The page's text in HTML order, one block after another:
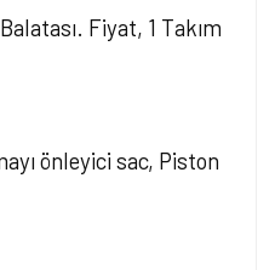
Fiyat, 1 Takım
önleyici sac, Piston